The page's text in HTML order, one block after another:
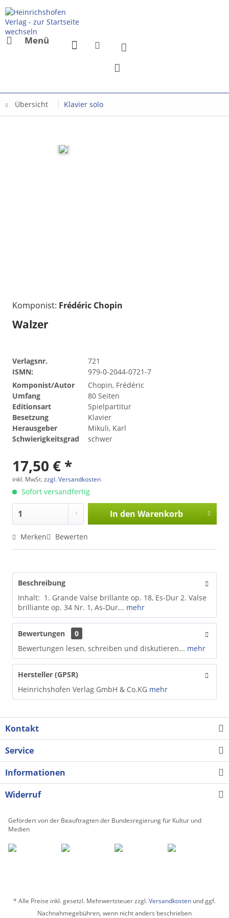
Menü
Übersicht Klavier solo
Komponist: Frédéric Chopin
Walzer
Verlagsnr.
721
ISMN:
979-0-2044-0721-7
Komponist/Autor
Chopin, Frédéric
Umfang
80 Seiten
Editionsart
Spielpartitur
Besetzung
Klavier
Herausgeber
Mikuli, Karl
Schwierigkeitsgrad
schwer
17,50 € *
inkl. MwSt.zzgl. Versandkosten
Sofort versandfertig
In den Warenkorb
Merken Bewerten
Beschreibung
Inhalt: 1. Grande Valse brillante op. 18, Es-Dur 2. Valse
brilliante op. 34 Nr. 1, As-Dur... mehr
Bewertungen
0
Bewertungen lesen, schreiben und diskutieren... mehr
Hersteller (GPSR)
Heinrichshofen Verlag GmbH & Co.KG mehr
Kontakt
Service
Informationen
Widerruf
Gefördert von der Beauftragten der Bundesregierung für Kultur und
Medien
* Alle Preise inkl. gesetzl. Mehrwertsteuer zzgl.Versandkosten und ggf.
Nachnahmegebühren, wenn nicht anders beschrieben